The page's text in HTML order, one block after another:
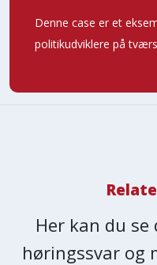
Denne case er et
politikudviklere på
Her kan du se
høringssvar og